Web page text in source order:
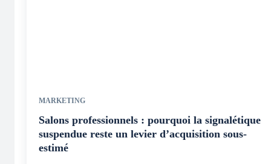
MARKETING
Salons professionnels : pourquoi la signalétique
suspendue reste un levier d’acquisition sous-
estimé